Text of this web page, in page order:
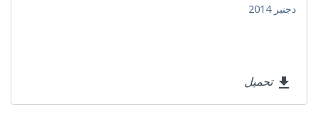
دجنبر 2014
file_download تحميل